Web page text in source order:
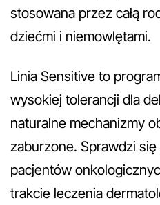
stosowana przez całą
dziećmi i niemowlętami.
Linia Sensitive to
wysokiej tolerancji dla
naturalne mechanizmy
zaburzone. Sprawdzi
pacjentów
trakcie leczenia